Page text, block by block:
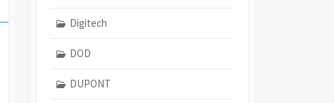
Digitech
DOD
DUPONT